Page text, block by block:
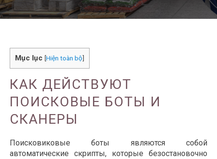
Mục lục [Hiện toàn bộ]
КАК ДЕЙСТВУЮТ
ПОИСКОВЫЕ БОТЫ И
СКАНЕРЫ
Поисковиковые боты являются собой
автоматические скрипты, которые безостановочно